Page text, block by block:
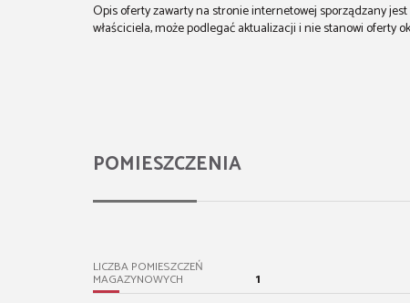
Opis oferty zawarty na stronie internetowej sporządzany
właściciela, może podlegać aktualizacji i nie stanowi oferty
POMIESZCZENIA
LICZBA POMIESZCZEŃ
MAGAZYNOWYCH 1